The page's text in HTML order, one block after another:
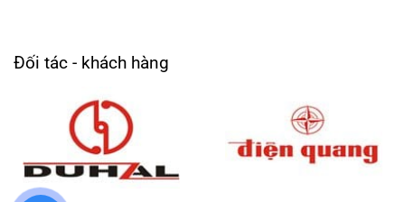
Đối tác - khách hàng